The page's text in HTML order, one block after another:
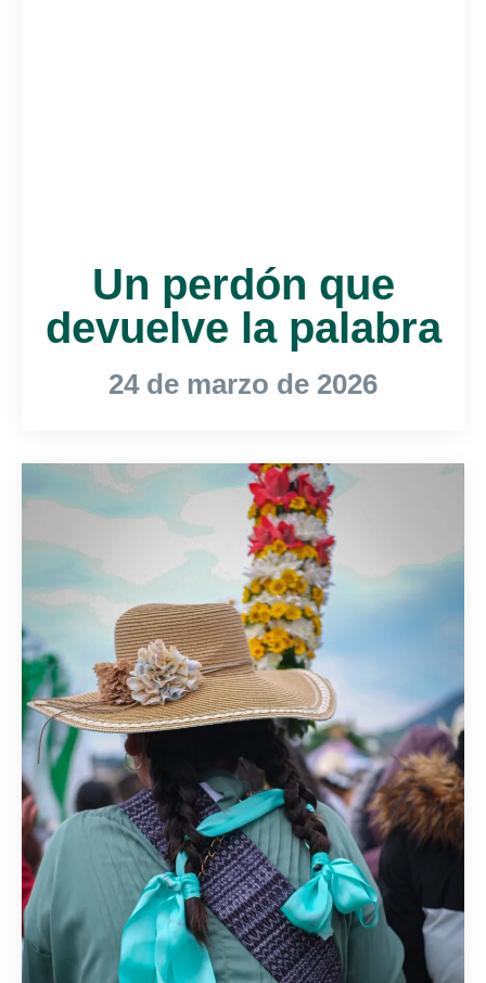
Un perdón que
devuelve la palabra
24 de marzo de 2026